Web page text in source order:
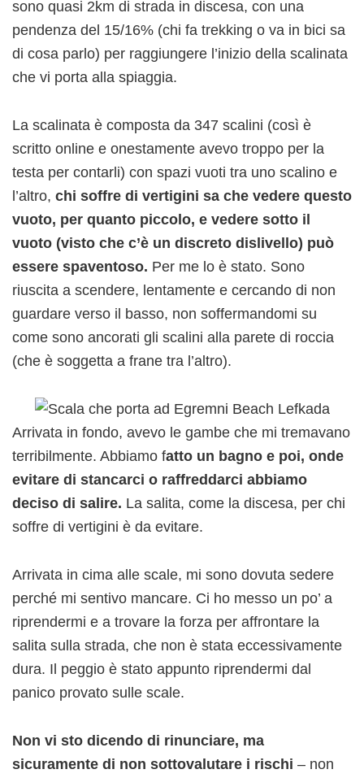
sono quasi 2km di strada in discesa, con una
pendenza del 15/16% (chi fa trekking o va in bici sa
di cosa parlo) per raggiungere l’inizio della scalinata
che vi porta alla spiaggia.
La scalinata è composta da 347 scalini (così è
scritto online e onestamente avevo troppo per la
testa per contarli) con spazi vuoti tra uno scalino e
l’altro, chi soffre di vertigini sa che vedere questo
vuoto, per quanto piccolo, e vedere sotto il
vuoto (visto che c’è un discreto dislivello) può
essere spaventoso. Per me lo è stato. Sono
riuscita a scendere, lentamente e cercando di non
guardare verso il basso, non soffermandomi su
come sono ancorati gli scalini alla parete di roccia
(che è soggetta a frane tra l’altro).
Arrivata in fondo, avevo le gambe che mi tremavano
terribilmente. Abbiamo fatto un bagno e poi, onde
evitare di stancarci o raffreddarci abbiamo
deciso di salire. La salita, come la discesa, per chi
soffre di vertigini è da evitare.
Arrivata in cima alle scale, mi sono dovuta sedere
perché mi sentivo mancare. Ci ho messo un po’ a
riprendermi e a trovare la forza per affrontare la
salita sulla strada, che non è stata eccessivamente
dura. Il peggio è stato appunto riprendermi dal
panico provato sulle scale.
Non vi sto dicendo di rinunciare, ma
sicuramente di non sottovalutare i rischi – non